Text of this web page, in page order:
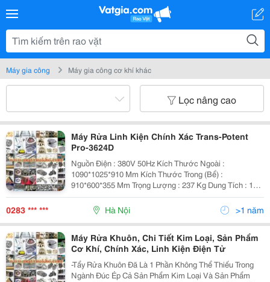
Máy gia công Máy gia công cơ khí khác
Lọc nâng cao
Máy Rửa Linh Kiện Chính Xác Trans-Potent
Pro-3624D
Nguồn Điện : 380V 50Hz Kích Thước Ngoài :
1090*1025*910 Mm Kích Thước Trong (Bể) :
910*600*355 Mm Trọng Lượng : 237 Kg Dung Tích : 193
+ 28 Lít Tần Số : 28 Khz Loại Transducer : Piezoelectric
0283 *** *** Hà Nội >1 năm
Máy Rửa Khuôn, Chi Tiết Kim Loại, Sản Phẩm
Cơ Khí, Chính Xác, Linh Kiện Điện Tử
-Tẩy Rửa Khuôn Đã Là 1 Phần Không Thể Thiếu Trong
Ngành Đúc Ép Cả Sản Phẩm Kim Loại Và Sản Phẩm